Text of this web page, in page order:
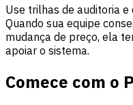
Use trilhas de auditoria
Quando sua equipe
mudança de preço, ela
apoiar o sistema.
Comece com o